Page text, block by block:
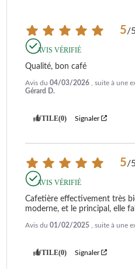
5/
AVIS VÉRIFIÉ
Qualité, bon café
Avis du 04/03/2026 , suite à une
Gérard D.
UTILE(0) Signaler
5/
AVIS VÉRIFIÉ
Cafetière effectivement très
moderne, et le principal, elle
Avis du 01/02/2025 , suite à une
UTILE(0) Signaler